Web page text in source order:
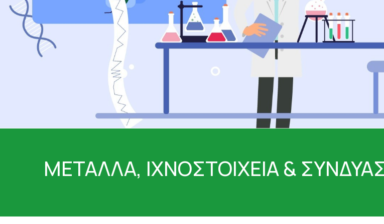
ΤΑΤΟΥΑΖ
ΑΝΤΙΦΛΕΓΜΟΝΩΔΗ
ΑΠΟΤΟΞΙΝΩΣΗ
ΑΠΟΤΟΞΙΝΩΣΗ ΣΥΚΩΤΙΟΥ
ΑΡΘΡΙΤΙΔΑ
ΔΙΑΡΡΟΙΑ
ΔΥΣΑΝΕΞΙΑ ΣΤΗ ΛΑΚΤΟΖΗ
ΘΥΡΕΟΕΙΔΗΣ
ΚΑΤΑΚΡΑΤΗΣΗ
ΚΡΥΟΛΟΓΗΜΑ
ΚΥΤΤΑΡΙΤΙΔΑ
ΜΝΗΜΗ - ΝΟΗΤΙΚΕΣ
ΜΥΪΚΟΙ ΠΟΝΟΙ -
ΟΣΤΑ &
ΟΣΤΕΟΠΟΡΩΣΗ
ΜΕΤΑΛΛΑ, ΙΧΝΟΣΤΟΙΧΕΙΑ &